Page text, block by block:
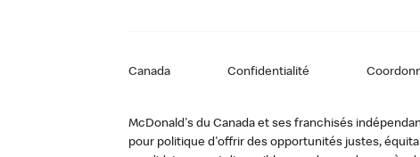
Canada Confidentialité
McDonald's du Canada et ses franchisés
pour politique d'offrir des opportunités justes,